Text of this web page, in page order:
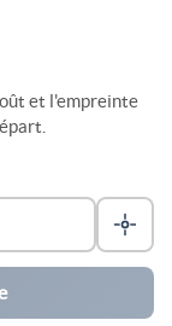
et l'empreinte